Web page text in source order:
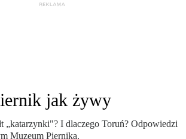
jak żywy
„katarzynki"? I dlaczego Toruń? Odpowiedzi
Muzeum Piernika.